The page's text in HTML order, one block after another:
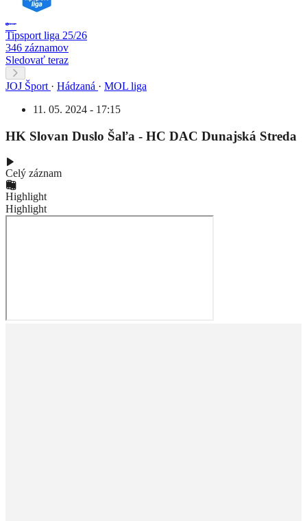
Tipsport liga 25/26
346 záznamov
Sledovať teraz
JOJ Šport · Hádzaná · MOL liga
11. 05. 2024 - 17:15
HK Slovan Duslo Šaľa - HC DAC Dunajská Streda
Celý záznam
Highlight
Highlight